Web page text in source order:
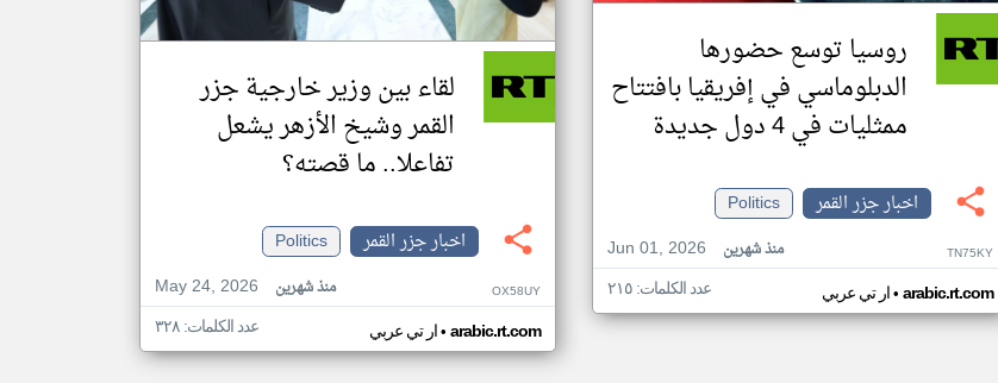
روسيا توسع حضورها
الدبلوماسي في إفريقيا بافتتاح
ممثليات في 4 دول جديدة
اخبار جزر القمر
Politics
Jun 01, 2026
منذ شهرين TN75KY
ار تي عربي• arabic.rt.com عدد الكلمات: ٢١٥
لقاء بين وزير خارجية جزر
القمر وشيخ الأزهر يشعل
تفاعلا.. ما قصته؟
اخبار جزر القمر
Politics
May 24, 2026
منذ شهرين OX58UY
ار تي عربي• arabic.rt.com عدد الكلمات: ٣٢٨